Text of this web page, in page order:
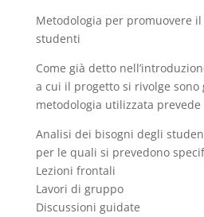
Metodologia per promuovere
studenti
Come già detto
a cui il progetto si rivolge sono
metodologia utilizzata prevede
Analisi dei bisogni degli
per le quali si prevedono
Lezioni frontali
Lavori di gruppo
Discussioni guidate